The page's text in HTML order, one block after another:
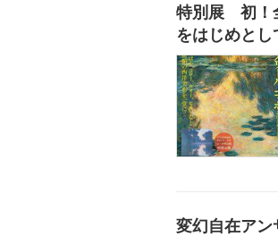
特別展 初！
をはじめと
変幻自在アン